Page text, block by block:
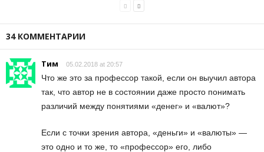
34 КОММЕНТАРИИ
Тим 05.02.2018 at 20:57
Что же это за профессор такой, если он выучил автора
так, что автор не в состоянии даже просто понимать
различий между понятиями «денег» и «валют»?
Если с точки зрения автора, «деньги» и «валюты» —
это одно и то же, то «профессор» его, либо